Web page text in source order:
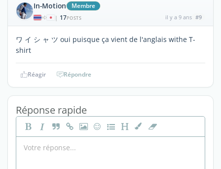
In-Motion Membre
| 17POSTS il y a 9 ans #9
ワ イ シ ャ ツ oui puisque ça vient de l'anglais withe T-
shirt
Réagir Répondre
Réponse rapide